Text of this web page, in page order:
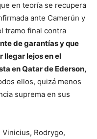
en teoría se recupera
ante Camerún y
tramo final contra
de garantías y que
llegar lejos en el
en Qatar de Ederson,
ellos, quizá menos
suprema en sus
Rodrygo,